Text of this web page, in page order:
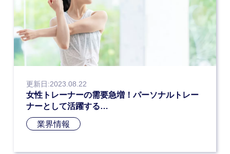
更新日:2023.08.22
女性トレーナーの需要急増！パーソナルトレー
ナーとして活躍する…
業界情報